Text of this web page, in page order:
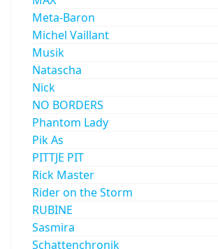
Meta-Baron
Michel Vaillant
Musik
Natascha
Nick
NO BORDERS
Phantom Lady
Pik As
PITTJE PIT
Rick Master
Rider on the Storm
RUBINE
Sasmira
Schattenchronik